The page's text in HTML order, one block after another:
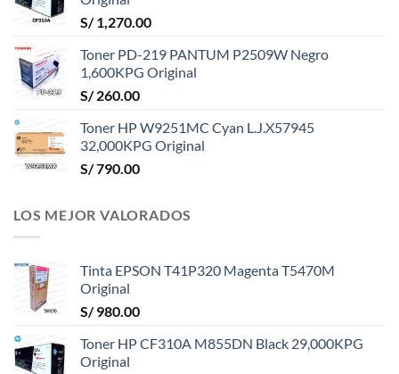
S/1,270.00
Toner PD-219 PANTUM P2509W Negro
1,600KPG Original
S/260.00
Toner HP W9251MC Cyan L.J.X57945
32,000KPG Original
S/790.00
LOS MEJOR VALORADOS
Tinta EPSON T41P320 Magenta T5470M
Original
S/980.00
Toner HP CF310A M855DN Black 29,000KPG
Original